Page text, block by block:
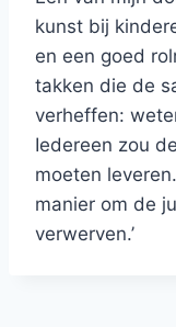
kunst bij
en een goed
takken die de
verheffen:
Iedereen zou
moeten
manier om de
verwerven.’